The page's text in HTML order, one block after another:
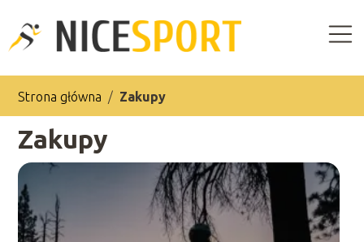
Strona główna / Zakupy
Zakupy